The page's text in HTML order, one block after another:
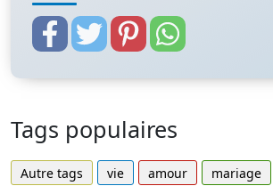
Tags populaires
Autre tags vie amour mariage